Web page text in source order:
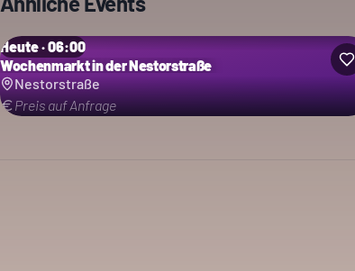
Heute · 06:00
Wochenmarkt in der Nestorstraße
Nestorstraße
Preis auf Anfrage